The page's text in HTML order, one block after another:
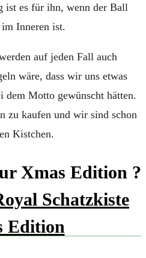
ist es für ihn, wenn der Ball
im Inneren ist.
auf jeden Fall auch
wäre, dass wir uns etwas
dem Motto gewünscht hätten.
zu kaufen und wir sind schon
Kistchen.
Xmas Edition ?